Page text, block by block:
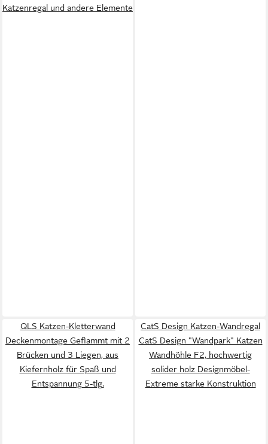
Katzenregal und andere Elemente
QLS Katzen-Kletterwand
Deckenmontage Geflammt mit 2
Brücken und 3 Liegen, aus
Kiefernholz für Spaß und
Entspannung 5-tlg.
CatS Design Katzen-Wandregal
CatS Design "Wandpark" Katzen
Wandhöhle F2, hochwertig
solider holz Designmöbel-
Extreme starke Konstruktion